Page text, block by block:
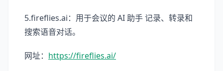
5.fireflies.ai：用于会议的 AI 助手 记录、转录和
搜索语音对话。
网址： https://fireflies.ai/